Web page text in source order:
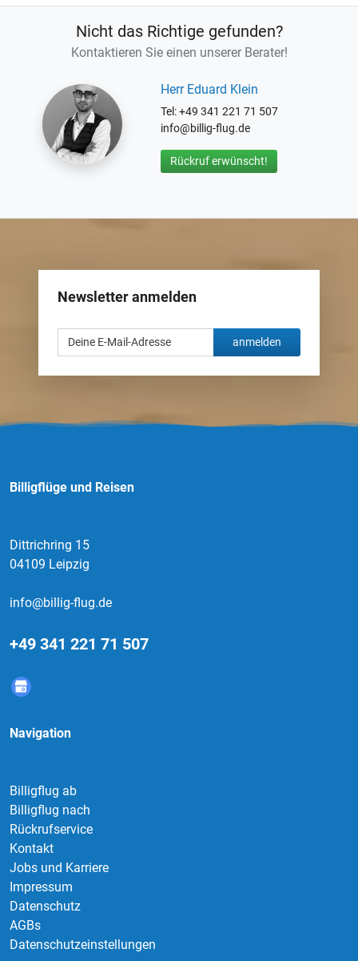
Nicht das Richtige gefunden?
Kontaktieren Sie einen unserer Berater!
Herr Eduard Klein
Tel: +49 341 221 71 507
info@billig-flug.de
Rückruf erwünscht!
Newsletter anmelden
anmelden
Billigflüge und Reisen
Dittrichring 15
04109 Leipzig
info@billig-flug.de
+49 341 221 71 507
Navigation
Billigflug ab
Billigflug nach
Rückrufservice
Kontakt
Jobs und Karriere
Impressum
Datenschutz
AGBs
Datenschutzeinstellungen